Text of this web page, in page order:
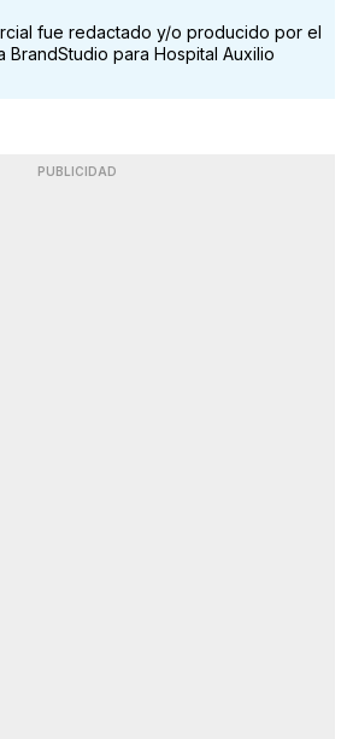
fue redactado y/o producido por el
BrandStudio para Hospital Auxilio
PUBLICIDAD